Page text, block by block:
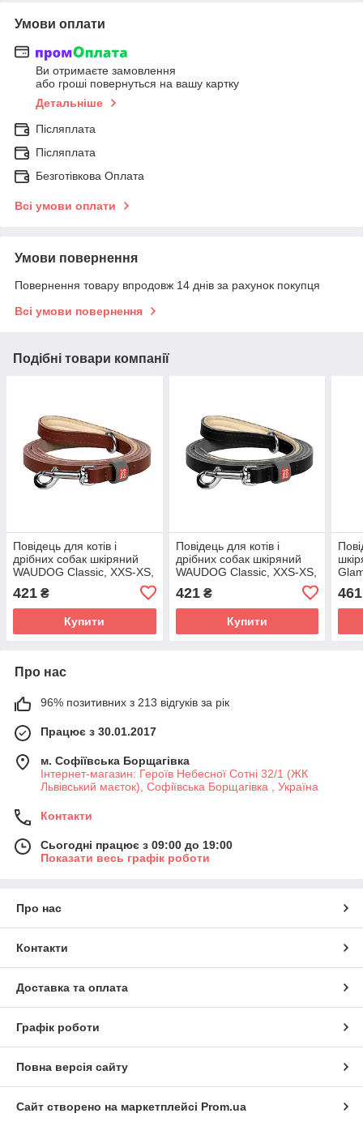
Умови оплати
Ви отримаєте замовлення
або гроші повернуться на вашу картку
Детальніше
Післяплата
Післяплата
Безготівкова Оплата
Всі умови оплати
Умови повернення
Повернення товару впродовж 14 днів за рахунок покупця
Всі умови повернення
Подібні товари компанії
Повідець для котів і
дрібних собак шкіряний
WAUDOG Classic, XXS-XS,
коричневий
421 ₴
Купити
Повідець для котів і
дрібних собак шкіряний
WAUDOG Classic, XXS-XS,
Ш 12 мм, Д 122 см чорний
421₴
Купити
461
Про нас
96% позитивних з 213 відгуків за рік
Працює з 30.01.2017
м. Софіївська Борщагівка
Інтернет-магазин: Героїв Небесної Сотні 32/1 (ЖК
Львівський маєток), Софіївська Борщагівка , Україна
Контакти
Сьогодні працює з 09:00 до 19:00
Показати весь графік роботи
Про нас
Контакти
Доставка та оплата
Графік роботи
Повна версія сайту
Сайт створено на маркетплейсі Prom.ua